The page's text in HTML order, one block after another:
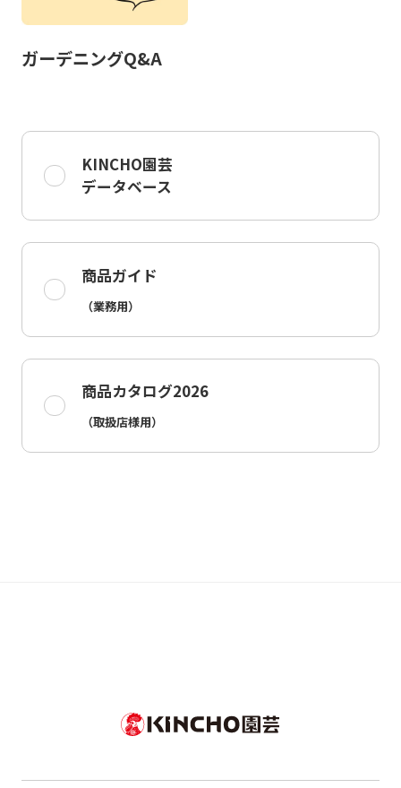
ガーデニングQ&A
KINCHO園芸
データベース
商品ガイド
（業務用）
商品カタログ2026
（取扱店様用）